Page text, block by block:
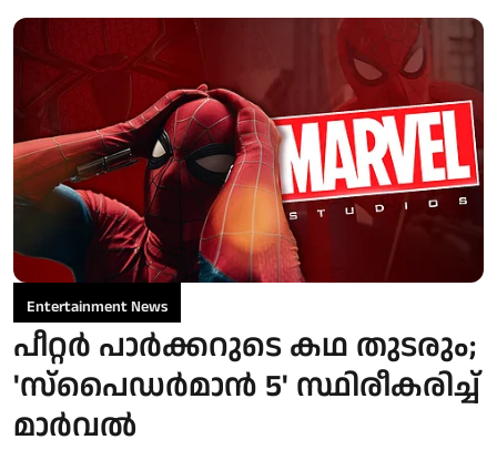
Entertainment News
പീറ്റർ പാർക്കറുടെ കഥ തുടരും;
'സ്‌പൈഡർമാൻ 5' സ്ഥിരീകരിച്ച്
മാർവൽ